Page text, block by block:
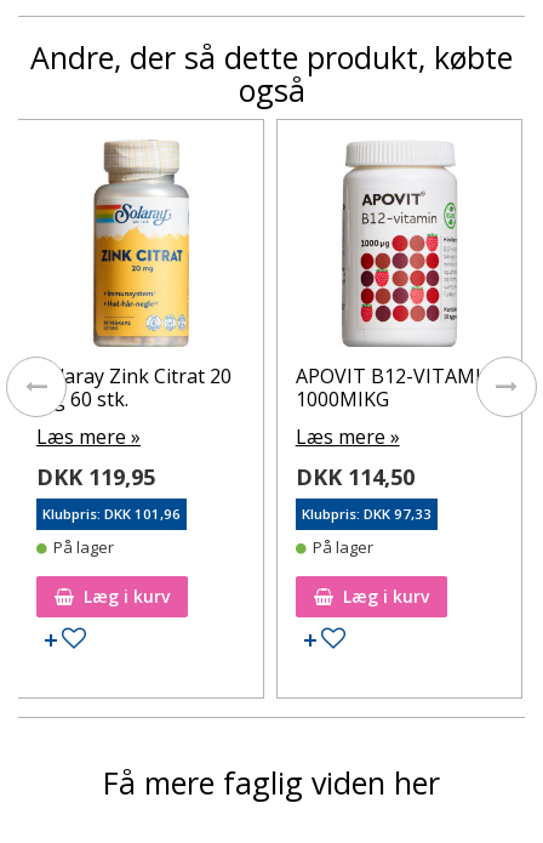
Andre, der så dette produkt, købte
også
Solaray Zink Citrat 20
mg 60 stk.
Læs mere »
DKK 119,95
Klubpris: DKK 101,96
På lager
Læg i kurv
Tilføj til ønskeseddel
APOVIT B12-VITAMIN
1000MIKG
Læs mere »
DKK 114,50
Klubpris: DKK 97,33
På lager
Læg i kurv
Tilføj til ønskeseddel
Få mere faglig viden her